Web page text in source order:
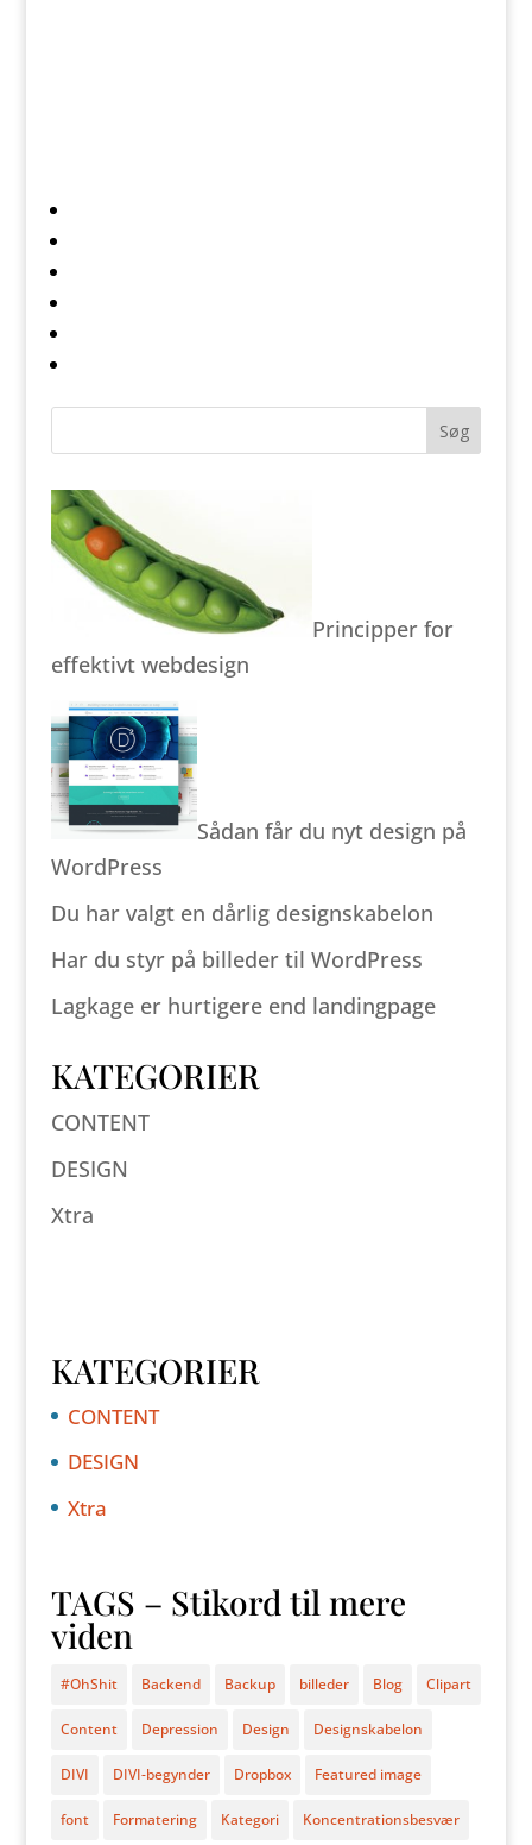
Principper for
effektivt webdesign
Sådan får du nyt design på
WordPress
Du har valgt en dårlig designskabelon
Har du styr på billeder til WordPress
Lagkage er hurtigere end landingpage
KATEGORIER
CONTENT
DESIGN
Xtra
KATEGORIER
CONTENT
DESIGN
Xtra
TAGS – Stikord til mere
viden
#OhShit Backend Backup billeder Blog Clipart
Content Depression Design Designskabelon
DIVI DIVI-begynder Dropbox Featured image
font Formatering Kategori Koncentrationsbesvær